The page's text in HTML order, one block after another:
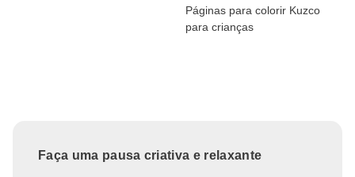
Páginas para colorir Kuzco
para crianças
Faça uma pausa criativa e relaxante